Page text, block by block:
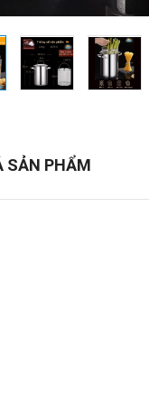
SẢN PHẨM